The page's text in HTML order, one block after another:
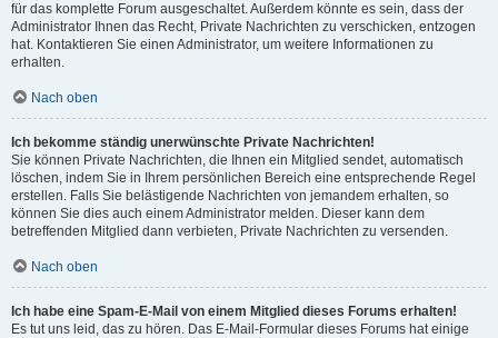
für das komplette Forum ausgeschaltet. Außerdem könnte es sein, dass der
Administrator Ihnen das Recht, Private Nachrichten zu verschicken, entzogen
hat. Kontaktieren Sie einen Administrator, um weitere Informationen zu
erhalten.
Nach oben
Ich bekomme ständig unerwünschte Private Nachrichten!
Sie können Private Nachrichten, die Ihnen ein Mitglied sendet, automatisch
löschen, indem Sie in Ihrem persönlichen Bereich eine entsprechende Regel
erstellen. Falls Sie belästigende Nachrichten von jemandem erhalten, so
können Sie dies auch einem Administrator melden. Dieser kann dem
betreffenden Mitglied dann verbieten, Private Nachrichten zu versenden.
Nach oben
Ich habe eine Spam-E-Mail von einem Mitglied dieses Forums erhalten!
Es tut uns leid, das zu hören. Das E-Mail-Formular dieses Forums hat einige